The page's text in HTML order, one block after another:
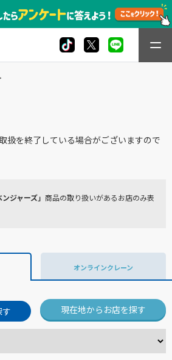
扱を終了している場合がございますので
ンジャーズ」 商品の取り扱いがあるお店のみ表
オンラインクレーン
現在地からお店を探す